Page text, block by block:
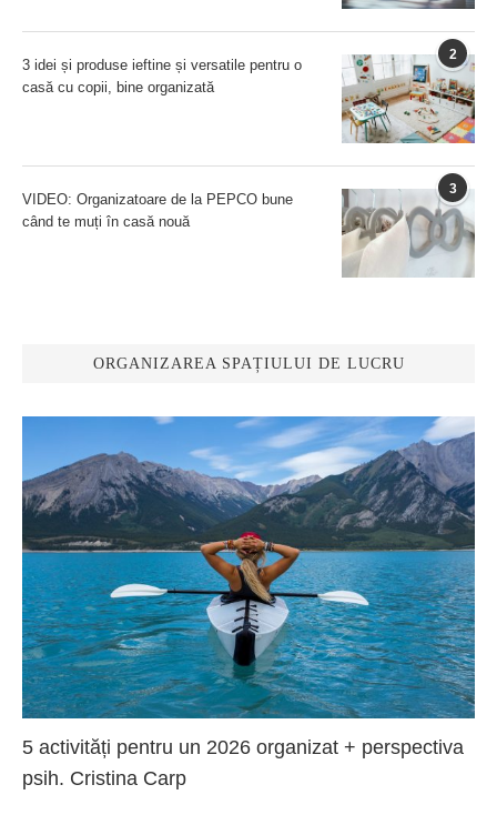
2
3 idei și produse ieftine și versatile pentru o
casă cu copii, bine organizată
3
VIDEO: Organizatoare de la PEPCO bune
când te muți în casă nouă
ORGANIZAREA SPAȚIULUI DE LUCRU
5 activități pentru un 2026 organizat + perspectiva
psih. Cristina Carp